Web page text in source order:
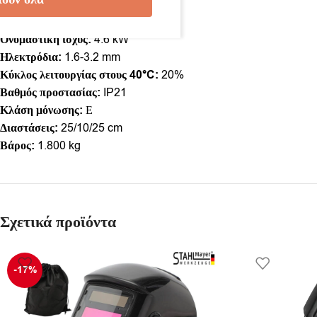
Ονομαστικό ρεύμα:
Εύρος ρεύματος:20-120 A
Ονομαστική ισχύς: 4.6 kW
Ηλεκτρόδια: 1.6-3.2 mm
Κύκλος λειτουργίας στους 40°C: 20%
Βαθμός προστασίας: IP21
Κλάση μόνωσης: Ε
Διαστάσεις: 25/10/25 cm
Βάρος: 1.800 kg
Σχετικά προϊόντα
-17%